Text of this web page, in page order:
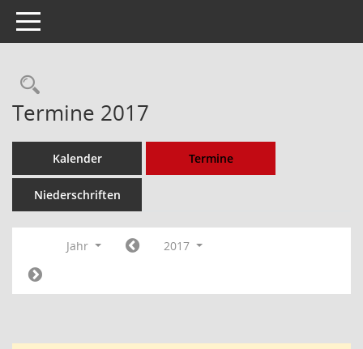
Toggle navigation
Rechercheauswahl
Termine 2017
Kalender Termine
Niederschriften
Jahr 2017